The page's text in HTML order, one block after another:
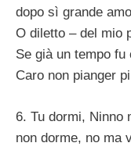
dopo sì grande
O diletto – del mio
Se già un tempo
Caro non pianger
6. Tu dormi, Ninno
non dorme, no ma